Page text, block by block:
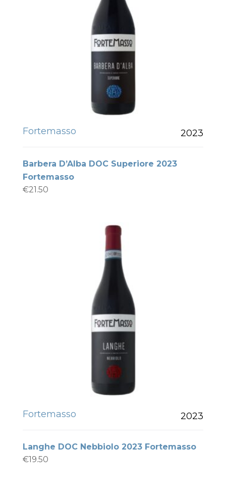
Fortemasso 2023
Barbera D’Alba DOC Superiore 2023
Fortemasso
€21.50
Fortemasso 2023
Langhe DOC Nebbiolo 2023 Fortemasso
€19.50